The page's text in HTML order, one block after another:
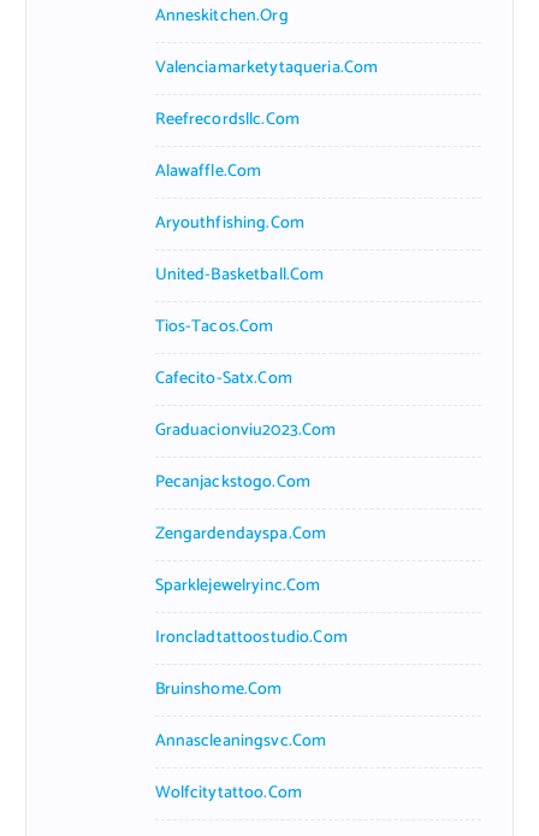
Anneskitchen.org
Valenciamarketytaqueria.com
Reefrecordsllc.com
Alawaffle.com
Aryouthfishing.com
United-Basketball.com
Tios-Tacos.com
Cafecito-Satx.com
Graduacionviu2023.com
Pecanjackstogo.com
Zengardendayspa.com
Sparklejewelryinc.com
Ironcladtattoostudio.com
Bruinshome.com
Annascleaningsvc.com
Wolfcitytattoo.com